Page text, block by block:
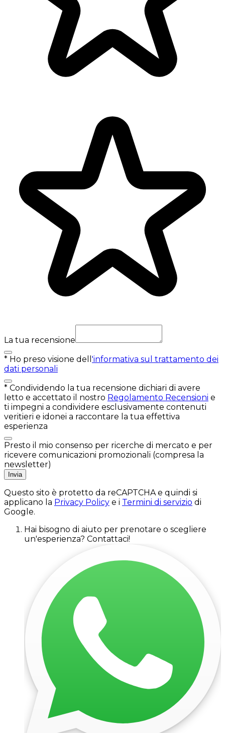
La tua recensione
* Ho preso visione dell 'informativa sul trattamento dei
dati personali
* Condividendo la tua recensione dichiari di avere
letto e accettato il nostro Regolamento Recensioni e
ti impegni a condividere esclusivamente contenuti
veritieri e idonei a raccontare la tua effettiva
esperienza
Presto il mio consenso per ricerche di mercato e per
ricevere comunicazioni promozionali (compresa la
newsletter)
Invia
Questo sito è protetto da reCAPTCHA e quindi si
applicano la Privacy Policy e i Termini di servizio di
Google.
Hai bisogno di aiuto per prenotare o scegliere
un'esperienza? Contattaci!